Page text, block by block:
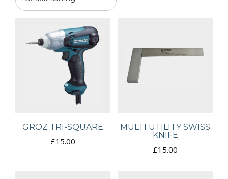
GROZ TRI-SQUARE
£15.00
MULTI UTILITY SWISS
KNIFE
£15.00